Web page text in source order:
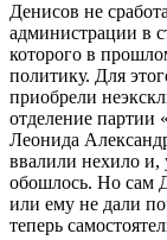
Денисов не
администрации в
которого в
политику. Для
приобрели
отделение партии
Леонида
ввалили нехило и,
обошлось. Но сам
или ему не дали
теперь